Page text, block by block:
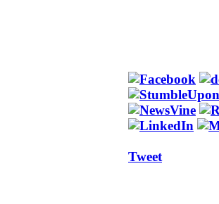
Tweet